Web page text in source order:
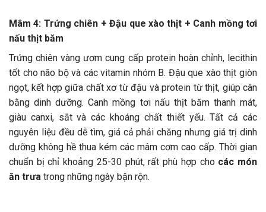
Mâm 4: Trứng chiên + Đậu que xào thịt + Canh mồng tơi
nấu thịt băm
Trứng chiên vàng ươm cung cấp protein hoàn chỉnh, lecithin
tốt cho não bộ và các vitamin nhóm B. Đậu que xào thịt giòn
ngọt, kết hợp giữa chất xơ từ đậu và protein từ thịt, giúp cân
bằng dinh dưỡng. Canh mồng tơi nấu thịt băm thanh mát,
giàu canxi, sắt và các khoáng chất thiết yếu. Tất cả các
nguyên liệu đều dễ tìm, giá cả phải chăng nhưng giá trị dinh
dưỡng không hề thua kém các mâm cơm cao cấp. Thời gian
chuẩn bị chỉ khoảng 25-30 phút, rất phù hợp cho các món
ăn trưa trong những ngày bận rộn.